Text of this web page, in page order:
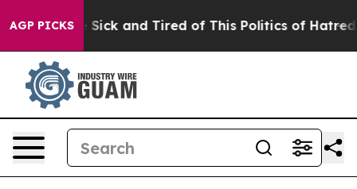
AGP PICKSAre Sick and Tired of This Politics of Hatred”